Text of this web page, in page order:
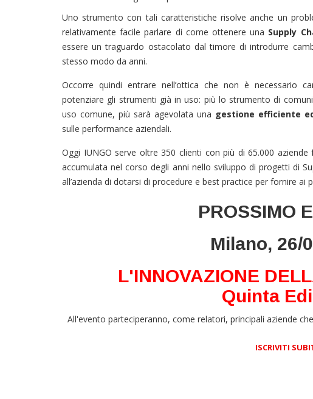
Uno strumento con tali caratteristiche risolve anche un
relativamente facile parlare di come ottenere una Supply
essere un traguardo ostacolato dal timore di introdurre
stesso modo da anni.
Occorre quindi entrare nell’ottica che non è necessario
potenziare gli strumenti già in uso: più lo strumento di
uso comune, più sarà agevolata una gestione efficiente
sulle performance aziendali.
Oggi IUNGO serve oltre 350 clienti con più di 65.000 aziende
accumulata nel corso degli anni nello sviluppo di progetti di
all’azienda di dotarsi di procedure e best practice per fornire
PROSSIMO
Milano, 26/
L'INNOVAZIONE
Quinta
All'evento parteciperanno, come relatori, principali aziende
ISCRIVITI